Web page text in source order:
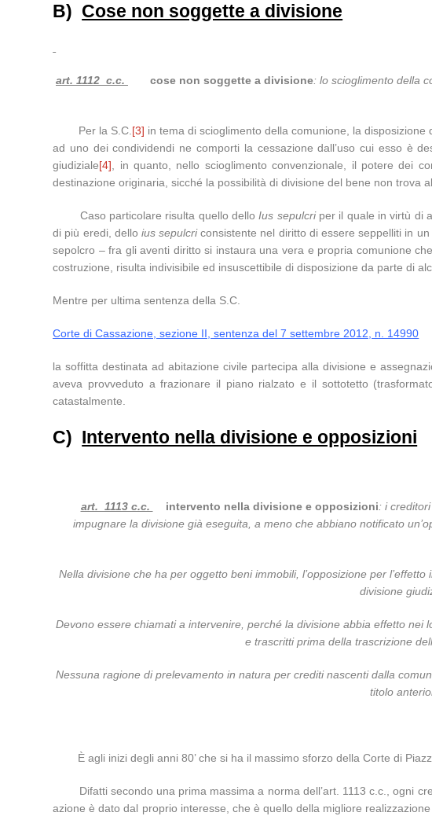
B) Cose non soggette a divisione
art. 1112 c.c. cose non soggette a divisione: lo scioglimento della
Per la S.C. [3] in tema di scioglimento della comunione, la disposizione
ad uno dei condividendi ne comporti la cessazione dall’uso cui esso è
giudiziale[4] , in quanto, nello scioglimento convenzionale, il potere dei
destinazione originaria, sicché la possibilità di divisione del bene non trova
Caso particolare risulta quello dello Ius sepulcriper il quale in virtù di
di più eredi, dello ius sepulcriconsistente nel diritto di essere seppelliti in
sepolcro – fra gli aventi diritto si instaura una vera e propria comunione
costruzione, risulta indivisibile ed insuscettibile di disposizione da parte di
Mentre per ultima sentenza della S.C.
Corte di Cassazione, sezione II, sentenza del 7 settembre 2012, n. 14990
la soffitta destinata ad abitazione civile partecipa alla divisione e
aveva provveduto a frazionare il piano rialzato e il sottotetto
catastalmente.
C) Intervento nella divisione e opposizioni
art. 1113 c.c. intervento nella divisione e opposizioni: i
impugnare la divisione già eseguita, a meno che abbiano notificato
Nella divisione che ha per oggetto beni immobili, l’opposizione per
divisione
Devono essere chiamati a intervenire, perché la divisione abbia effetto
e trascritti prima della trascrizione
Nessuna ragione di prelevamento in natura per crediti nascenti dalla
titolo
È agli inizi degli anni 80’ che si ha il massimo sforzo della Corte di
Difatti secondo una prima massima a norma dell’art. 1113 c.c., ogni
azione è dato dal proprio interesse, che è quello della migliore